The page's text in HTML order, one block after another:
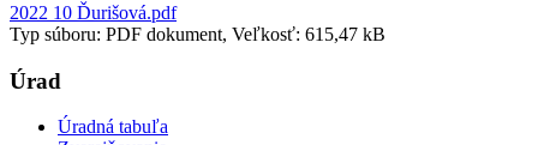
2022 10 Ďurišová.pdf
Typ súboru: PDF dokument, Veľkosť: 615,47 kB
Úrad
Úradná tabuľa